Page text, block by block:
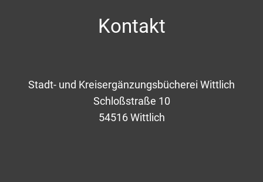
Kontakt
Stadt- und Kreisergänzungsbücherei Wittlich
Schloßstraße 10
54516 Wittlich